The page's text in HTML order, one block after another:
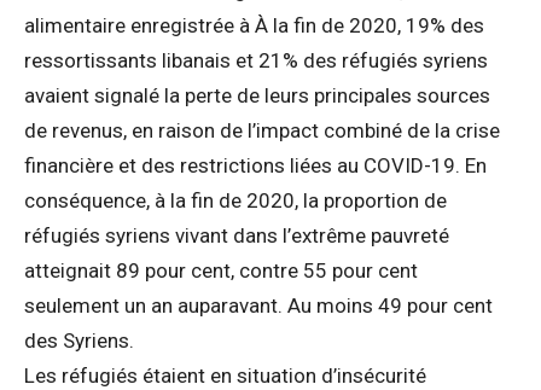
alimentaire enregistrée à À la fin de 2020, 19% des
ressortissants libanais et 21% des réfugiés syriens
avaient signalé la perte de leurs principales sources
de revenus, en raison de l’impact combiné de la crise
financière et des restrictions liées au COVID-19. En
conséquence, à la fin de 2020, la proportion de
réfugiés syriens vivant dans l’extrême pauvreté
atteignait 89 pour cent, contre 55 pour cent
seulement un an auparavant. Au moins 49 pour cent
des Syriens.
Les réfugiés étaient en situation d’insécurité